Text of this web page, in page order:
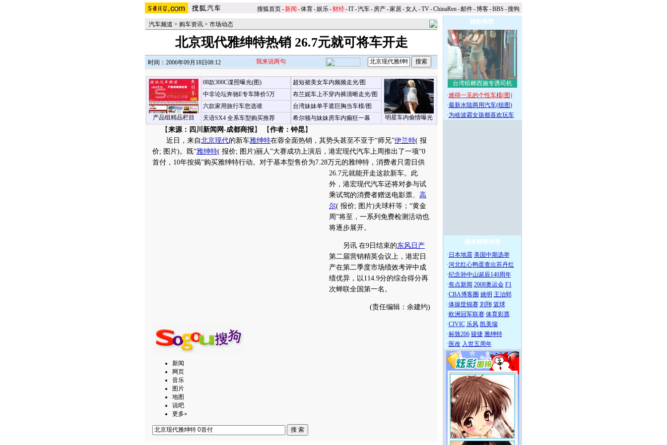
搜狐首页-新闻 -体育-娱乐- 财经-IT-汽车- 房产-家居-女人 -TV-ChinaRen-邮件-博客-BBS -搜狗
汽车频道 > 购车资讯 > 市场动态
北京现代雅绅特热销 26.7元就可将车开走
时间：2006年09月18日08:12 我来说两句
产品组精品栏目
08款300C谍照曝光(图)
中非论坛奔驰E专车降价5万
六款家用旅行车您选谁
天语SX4 全系车型购买推荐
超短裙美女车内频频走光/图
明星车内偷情曝光
布兰妮车上不穿内裤清晰走光/图
台湾妹妹单手遮巨胸当车模/图
希尔顿与妹妹房车内癫狂一幕
【来源：四川新闻网-成都商报】 【作者：钟昆】
近日，来自北京现代的新车雅绅特在蓉全面热销，其势头甚至不亚于“师兄”伊兰特( 报
价; 图片)。既“雅绅特( 报价; 图片)丽人”大赛成功上演后，港宏现代汽车上周推出了一项“0
首付，10年按揭”购买雅绅特行动。 对于基本型售价为7.28万元的雅绅特，消费者只需日供
26.7元就能开走这款新车。此
外，港宏现代汽车还将对参与试
乘试驾的消费者赠送电影票、 高
尔( 报价; 图片)夫球杆等；“黄金
周”将至，一系列免费检测活动也
将逐步展开。
另讯 在9日结束的东风日产
第二届营销精英会议上，港宏日
产在第二季度市场绩效考评中成
绩优异，以114.9分的综合得分再
次蝉联全国第一名。
(责任编辑：余建约)
新闻
网页
音乐
图片
地图
说吧
更多»
精彩推荐
台湾槟榔西施专诱司机
·难得一见的个性车模(图)
·最新水陆两用汽车(组图)
·为啥波霸女孩都喜欢玩车
频道精彩推荐
· 日本地震 美国中期选举
·河北红心鸭蛋查出苏丹红
·纪念孙中山诞辰140周年
·焦点新闻 2008奥运会 F1
·CBA博客圈 姚明 王治郅
·体操世锦赛 刘翔 篮球
·欧洲冠军联赛 体育彩票
·CIVIC 乐风 凯美瑞
·标致206 骏捷 雅绅特
· 医改 入世五周年